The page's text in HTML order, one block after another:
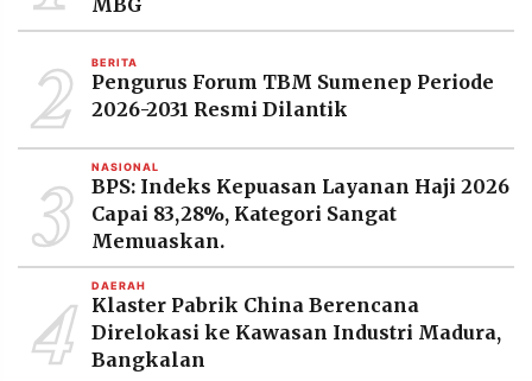
Resolusi.co
-
PT.
RESOLUSI
MEDIA
PRAMUDITA
MBG
2 BERITA
Pengurus Forum TBM Sumenep Periode
2026-2031 Resmi Dilantik
3 NASIONAL
BPS: Indeks Kepuasan Layanan Haji 2026
Capai 83,28%, Kategori Sangat
Memuaskan.
4 DAERAH
Klaster Pabrik China Berencana
Direlokasi ke Kawasan Industri Madura,
Bangkalan